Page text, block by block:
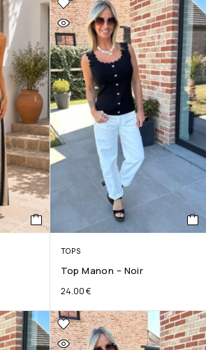
TOPS
Top Manon – Noir
24.00€